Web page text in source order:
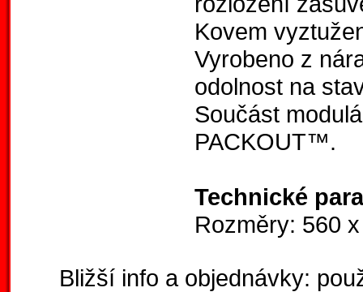
Kovem
Vyrobeno z
odolnost na
Součást
PACKOUT™.
Technické
Rozměry: 560
Bližší info a objednávky: